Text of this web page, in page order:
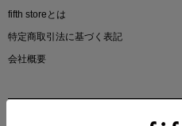
マストバイアイテム
fifth storeとは
特定商取引法に基づく表記
会社概要